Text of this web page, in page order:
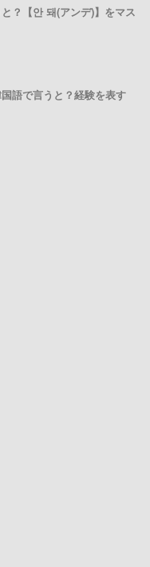
？【안 돼(アンデ)】をマス
語で言うと？経験を表す